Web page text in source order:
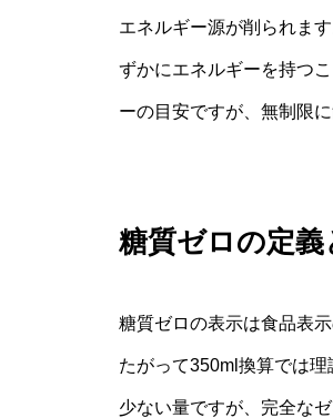
エネルギー源が削られま
ずかにエネルギーを持つ
ーの目安ですが、無制限
糖質ゼロの定
糖質ゼロの表示は食品表
たがって350ml換算では
少ない量ですが、完全な